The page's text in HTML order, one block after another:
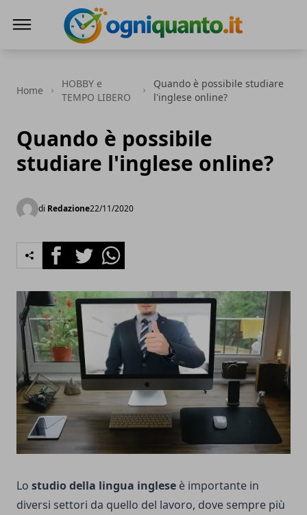
Home
HOBBY e
TEMPO LIBERO
Quando è possibile studiare
l'inglese online?
Quando è possibile
studiare l'inglese online?
di Redazione22/11/2020
FacebookTwitterWhatsapp
Lo studio della lingua inglese è importante in
diversi settori da quello del lavoro, dove sempre più